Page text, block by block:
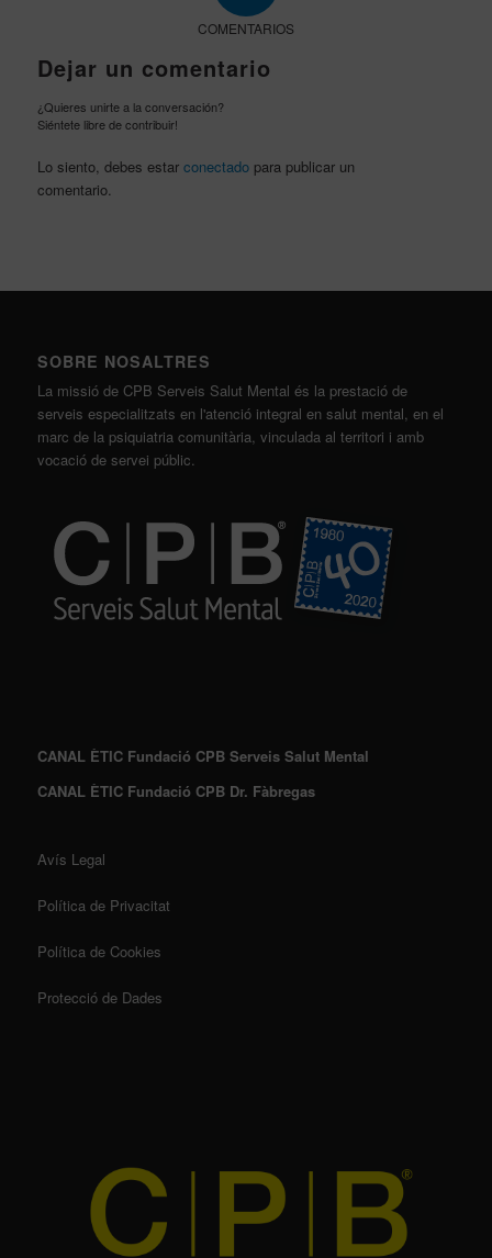
COMENTARIOS
Dejar un comentario
¿Quieres unirte a la conversación?
Siéntete libre de contribuir!
Lo siento, debes estar conectadopara publicar un
comentario.
SOBRE NOSALTRES
La missió de CPB Serveis Salut Mental és la prestació de
serveis especialitzats en l'atenció integral en salut mental, en el
marc de la psiquiatria comunitària, vinculada al territori i amb
vocació de servei públic.
CANAL ÈTIC Fundació CPB Serveis Salut Mental
CANAL ÈTIC Fundació CPB Dr. Fàbregas
Avís Legal
Política de Privacitat
Política de Cookies
Protecció de Dades